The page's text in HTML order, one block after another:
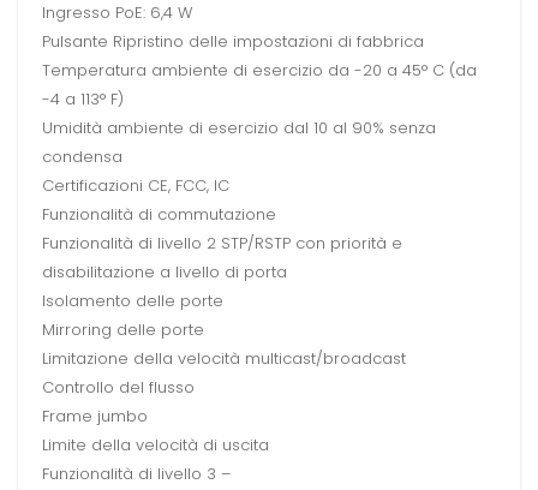
Ingresso PoE: 6,4 W
Pulsante Ripristino delle impostazioni di fabbrica
Temperatura ambiente di esercizio da -20 a 45° C (da
-4 a 113° F)
Umidità ambiente di esercizio dal 10 al 90% senza
condensa
Certificazioni CE, FCC, IC
Funzionalità di commutazione
Funzionalità di livello 2 STP/RSTP con priorità e
disabilitazione a livello di porta
Isolamento delle porte
Mirroring delle porte
Limitazione della velocità multicast/broadcast
Controllo del flusso
Frame jumbo
Limite della velocità di uscita
Funzionalità di livello 3 –